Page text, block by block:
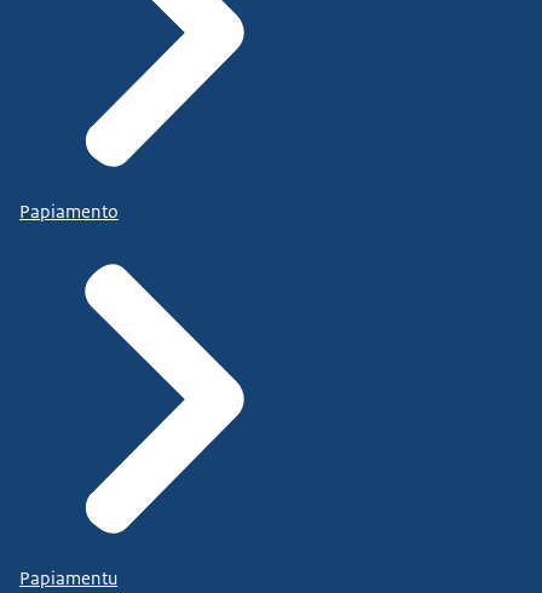
Papiamento
Papiamentu